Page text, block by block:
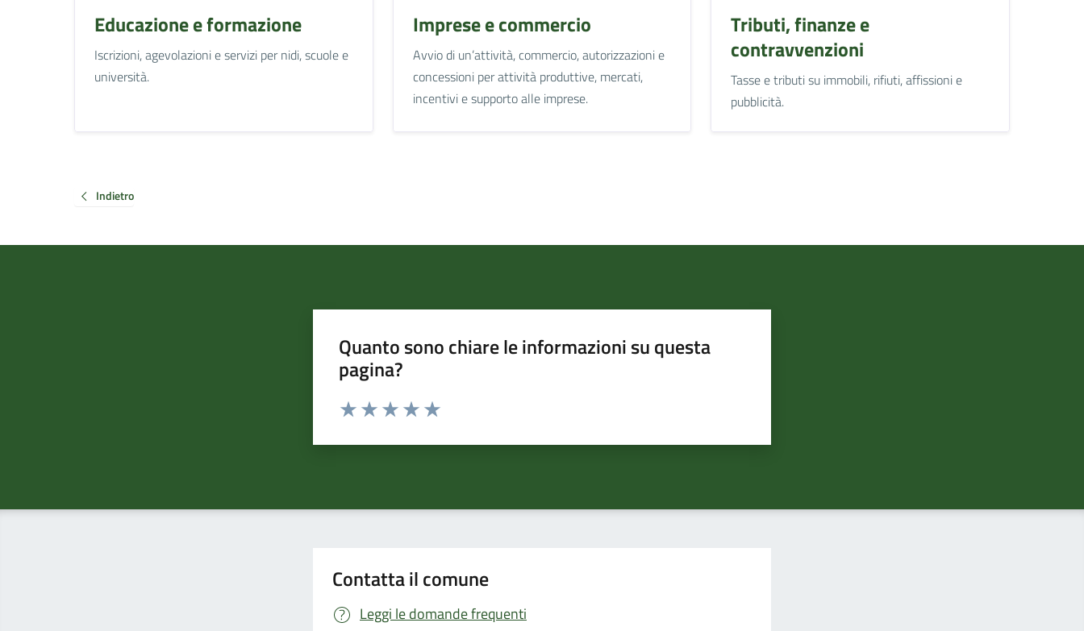
Educazione e formazione
Iscrizioni, agevolazioni e servizi per nidi, scuole e
università.
Imprese e commercio
Avvio di un’attività, commercio, autorizzazioni e
concessioni per attività produttive, mercati,
incentivi e supporto alle imprese.
Tributi, finanze e
contravvenzioni
Tasse e tributi su immobili, rifiuti, affissioni e
pubblicità.
Indietro
Quanto sono chiare le informazioni su questa
pagina?
Valuta da 1 a 5 stelle la pagina
Contatta il comune
Leggi le domande frequenti